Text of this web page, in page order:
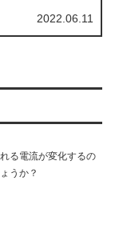
2022.06.11
る電流が変化するの
うか？